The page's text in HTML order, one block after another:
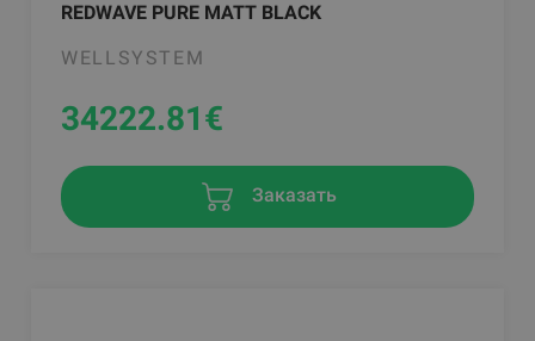
REDWAVE PURE MATT BLACK
WELLSYSTEM
34222.81€
Заказать